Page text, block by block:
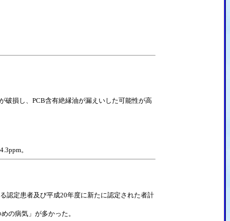
損し、PCB含有絶縁油が漏えいした可能性が高
。
認定患者及び平成20年度に新たに認定された者計
の病気」が多かった。